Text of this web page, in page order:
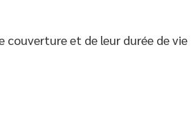
et de leur durée de vie